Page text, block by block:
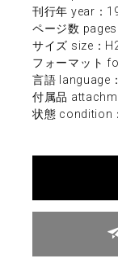
刊行年 year：
ページ数
サイズ size：
フォーマット
言語 language
付属品
状態 condition